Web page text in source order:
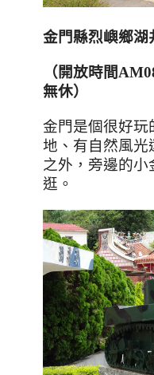
金門縣烈嶼鄉湖
（開放時間
無休）
金門是個很好玩
地、有自然風光
之外，旁邊的小
逛。